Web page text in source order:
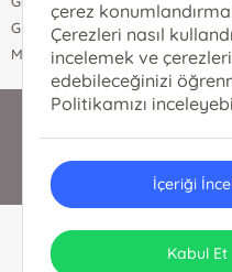
Güvenli Ödeme
Müşteri Hizmetleri
Rabbani Kitabevi ©
Tasarım &
çerez
Çerezleri nasıl
incelemek ve
edebileceğinizi
Politikamızı
İçeriği
Kabul Et